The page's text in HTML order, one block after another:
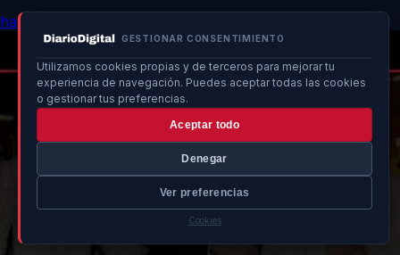
GESTIONAR CONSENTIMIENTO
Utilizamos cookies propias y de terceros para mejorar tu
experiencia de navegación. Puedes aceptar todas las cookies
o gestionar tus preferencias.
Aceptar todo
Denegar
Ver preferencias
Cookies
hace 11h